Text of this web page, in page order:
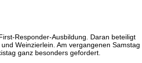
Responder-Ausbildung. Daran beteiligt
Weinzierlein. Am vergangenen Samstag
ganz besonders gefordert.